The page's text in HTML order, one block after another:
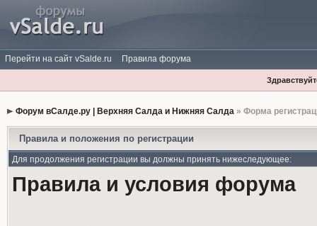
Перейти на сайт vSalde.ru Правила форума
Форум вСалде.ру | Верхняя Салда и Нижняя Салда» Форма
Правила и положения по регистрации
Для продолжения регистрации вы должны принять нижеследующее:
Правила и условия форума